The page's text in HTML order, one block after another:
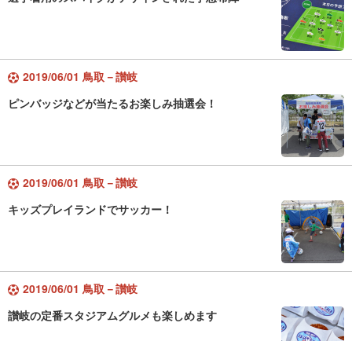
2019/06/01 鳥取－讃岐
ピンバッジなどが当たるお楽しみ抽選会！
2019/06/01 鳥取－讃岐
キッズプレイランドでサッカー！
2019/06/01 鳥取－讃岐
讃岐の定番スタジアムグルメも楽しめます